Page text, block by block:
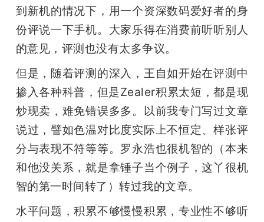
机
到新机的情况下，用一个资深数码爱好者的身
份评说一下手机。大家乐得在消费前听听别人
的意见，评测也没有太多争议。
但是，随着评测的深入，王自如开始在评测中
掺入各种科普，但是Zealer积累太短，都是现
炒现卖，难免错误多多。以前我专门写过文章
说过，譬如色温对比度实际上不恒定、样张评
分与表现不符等等。罗永浩也很机智的（本来
和他没关系，就是拿锤子当个例子，这丫很机
智的第一时间转了）转过我的文章。
水平问题，积累不够慢慢积累，专业性不够听